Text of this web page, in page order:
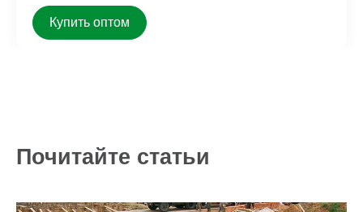
Купить оптом
Почитайте статьи